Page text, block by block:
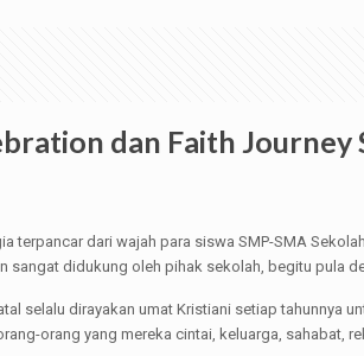
dan Faith Journey
terpancar dari wajah para siswa SMP-SMA
sangat didukung oleh pihak sekolah, begitu pula
selalu dirayakan umat Kristiani setiap tahunnya
orang yang mereka cintai, keluarga, sahabat,